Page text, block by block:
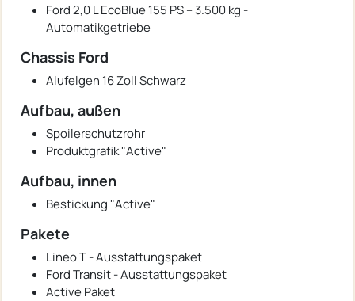
Ford 2,0 L EcoBlue 155 PS – 3.500 kg -
Automatikgetriebe
Chassis Ford
Alufelgen 16 Zoll Schwarz
Aufbau, außen
Spoilerschutzrohr
Produktgrafik "Active"
Aufbau, innen
Bestickung "Active"
Pakete
Lineo T - Ausstattungspaket
Ford Transit - Ausstattungspaket
Active Paket